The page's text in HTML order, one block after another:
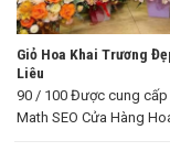
Giỏ Hoa Khai Trương
Liêu
90 / 100 Được cung cấp
Math SEO Cửa Hàng Hoa